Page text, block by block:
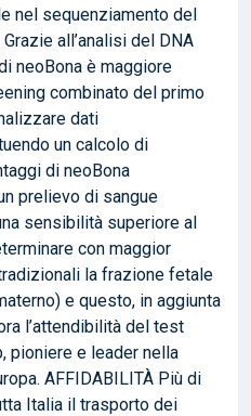
nel sequenziamento del
all’analisi del DNA
neoBona è maggiore
combinato del primo
dati
un calcolo di
di neoBona
prelievo di sangue
sensibilità superiore al
con maggior
la frazione fetale
e questo, in aggiunta
l’attendibilità del test
pioniere e leader nella
AFFIDABILITÀ Più di
Italia il trasporto dei